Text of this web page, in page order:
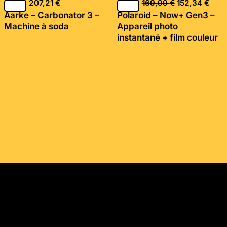
207,21€
Aarke – Carbonator 3 –
Machine à soda
169,99€ 152,34 €
Polaroid – Now+ Gen3 –
Appareil photo
instantané + film couleur